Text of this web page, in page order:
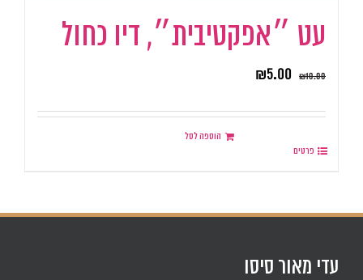
עט ״אפקטיבית״, דיו כחול
₪10.00
₪5.00
הוספה לסל
פרטים
עדי מאור סיסו